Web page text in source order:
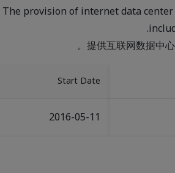
The provision of internet data
提供互联网数据中
Start Date
2016-05-11